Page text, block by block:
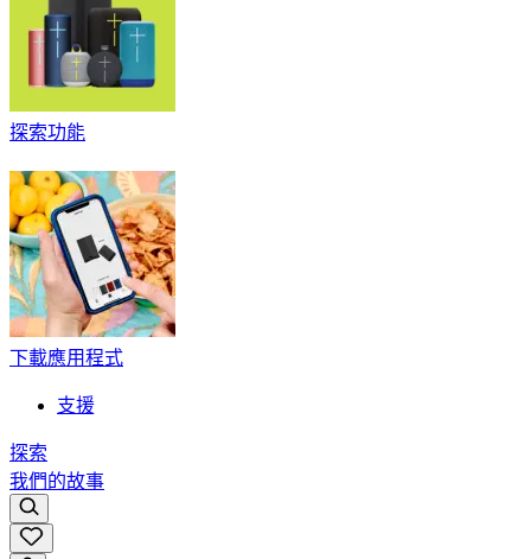
探索功能
下載應用程式
支援
探索
我們的故事